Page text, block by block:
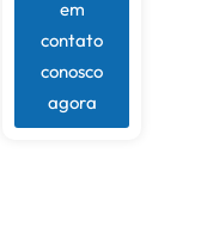
em
contato
conosco
agora